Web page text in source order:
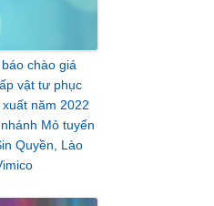
chào giá
vật tư phục
năm 2022
Mỏ tuyển
Quyền, Lào